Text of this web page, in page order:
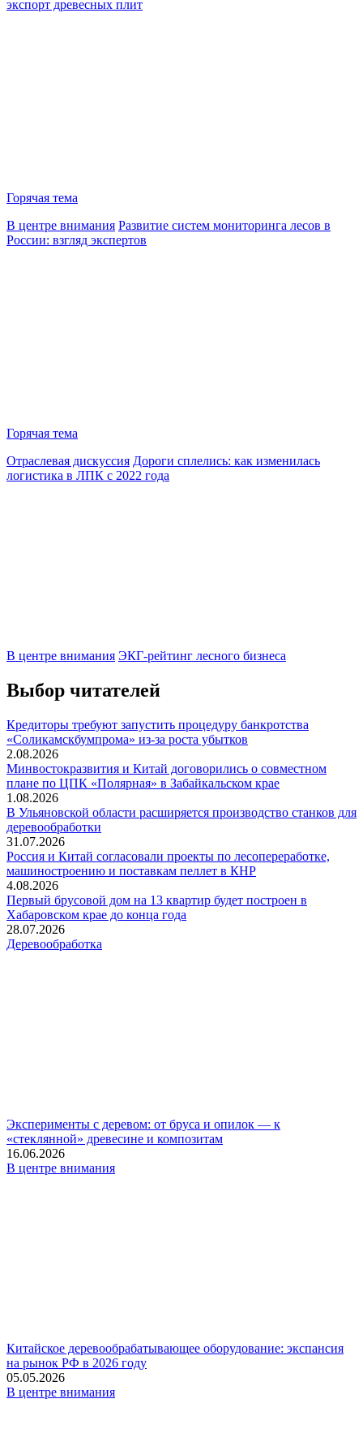
экспорт древесных плит
Горячая тема
В центре внимания Развитие систем мониторинга лесов в
России: взгляд экспертов
Горячая тема
Отраслевая дискуссия Дороги сплелись: как изменилась
логистика в ЛПК с 2022 года
В центре внимания ЭКГ-рейтинг лесного бизнеса
Выбор читателей
Кредиторы требуют запустить процедуру банкротства
«Соликамскбумпрома» из-за роста убытков
2.08.2026
Минвостокразвития и Китай договорились о совместном
плане по ЦПК «Полярная» в Забайкальском крае
1.08.2026
В Ульяновской области расширяется производство станков для
деревообработки
31.07.2026
Россия и Китай согласовали проекты по лесопереработке,
машиностроению и поставкам пеллет в КНР
4.08.2026
Первый брусовой дом на 13 квартир будет построен в
Хабаровском крае до конца года
28.07.2026
Деревообработка
Эксперименты с деревом: от бруса и опилок — к
«стеклянной» древесине и композитам
16.06.2026
В центре внимания
Китайское деревообрабатывающее оборудование: экспансия
на рынок РФ в 2026 году
05.05.2026
В центре внимания